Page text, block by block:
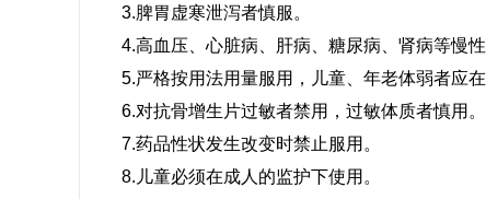
3.脾胃虚寒泄泻者慎服。
4.高血压、心脏病、肝病、糖尿病、肾病等慢
5.严格按用法用量服用，儿童、年老体弱者应在
6.对抗骨增生片过敏者禁用，过敏体质者慎用。
7.药品性状发生改变时禁止服用。
8.儿童必须在成人的监护下使用。